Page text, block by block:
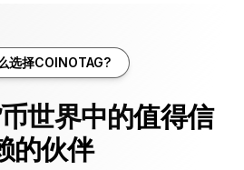
选择COINOTAG?
世界中的值得信
的伙伴